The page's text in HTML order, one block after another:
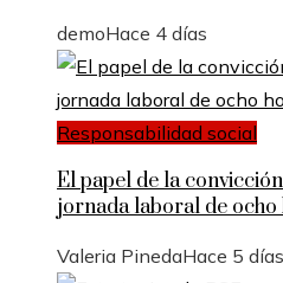
demoHace 4 días
Responsabilidad social
El papel de la
jornada laboral de ocho
Valeria PinedaHace 5 días